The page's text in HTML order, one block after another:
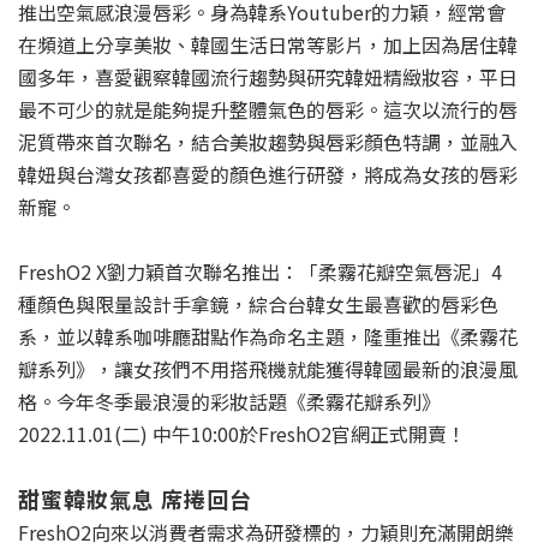
推出空氣感浪漫唇彩。身為韓系Youtuber的力穎，經常會
在頻道上分享美妝、韓國生活日常等影片，加上因為居住韓
國多年，喜愛觀察韓國流行趨勢與研究韓妞精緻妝容，平日
最不可少的就是能夠提升整體氣色的唇彩。這次以流行的唇
泥質帶來首次聯名，結合美妝趨勢與唇彩顏色特調，並融入
韓妞與台灣女孩都喜愛的顏色進行研發，將成為女孩的唇彩
新寵。
FreshO2 X劉力穎首次聯名推出：「柔霧花瓣空氣唇泥」4
種顏色與限量設計手拿鏡，綜合台韓女生最喜歡的唇彩色
系，並以韓系咖啡廳甜點作為命名主題，隆重推出《柔霧花
瓣系列》，讓女孩們不用搭飛機就能獲得韓國最新的浪漫風
格。今年冬季最浪漫的彩妝話題《柔霧花瓣系列》
2022.11.01(二) 中午10:00於FreshO2官網正式開賣！
甜蜜韓妝氣息 席捲回台
FreshO2向來以消費者需求為研發標的，力穎則充滿開朗樂